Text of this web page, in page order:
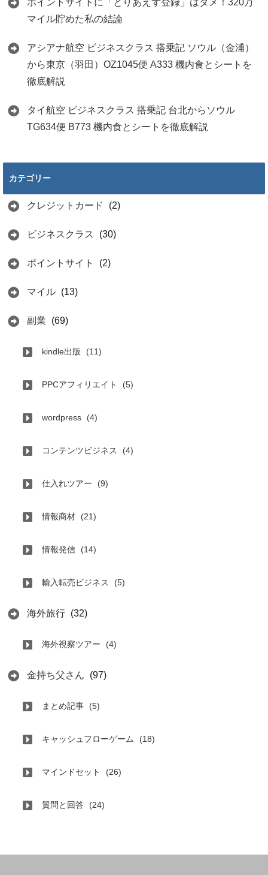
ポイントサイトに「とりあえず登録」はダメ！320万
マイル貯めた私の結論
アシアナ航空 ビジネスクラス 搭乗記 ソウル（金浦）
から東京（羽田）OZ1045便 A333 機内食とシートを
徹底解説
タイ航空 ビジネスクラス 搭乗記 台北からソウル
TG634便 B773 機内食とシートを徹底解説
カテゴリー
クレジットカード (2)
ビジネスクラス (30)
ポイントサイト (2)
マイル (13)
副業 (69)
kindle出版 (11)
PPCアフィリエイト (5)
wordpress (4)
コンテンツビジネス (4)
仕入れツアー (9)
情報商材 (21)
情報発信 (14)
輸入転売ビジネス (5)
海外旅行 (32)
海外視察ツアー (4)
金持ち父さん (97)
まとめ記事 (5)
キャッシュフローゲーム (18)
マインドセット (26)
質問と回答 (24)